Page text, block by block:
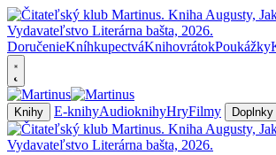
DoručenieKníhkupectváKnihovrátokPoukážky
Knihy E-knihyAudioknihyHryFilmy Doplnky